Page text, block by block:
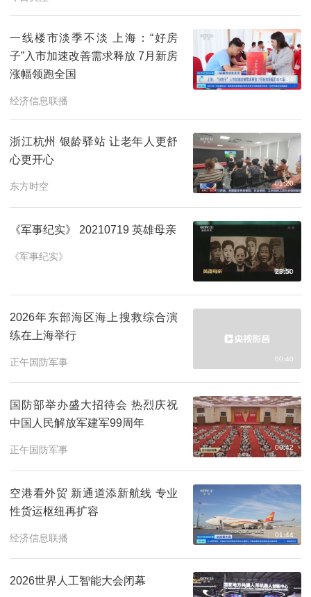
一线楼市淡季不淡 上海：“好房
子”入市加速改善需求释放 7月新房
涨幅领跑全国
经济信息联播
02:34
浙江杭州 银龄驿站 让老年人更舒
心更开心
东方时空 01:20
《军事纪实》 20210719 英雄母亲
《军事纪实》
23:50
2026年东部海区海上搜救综合演
练在上海举行
正午国防军事 00:40
国防部举办盛大招待会 热烈庆祝
中国人民解放军建军99周年
正午国防军事 00:42
空港看外贸 新通道添新航线 专业
性货运枢纽再扩容
经济信息联播 01:44
2026世界人工智能大会闭幕